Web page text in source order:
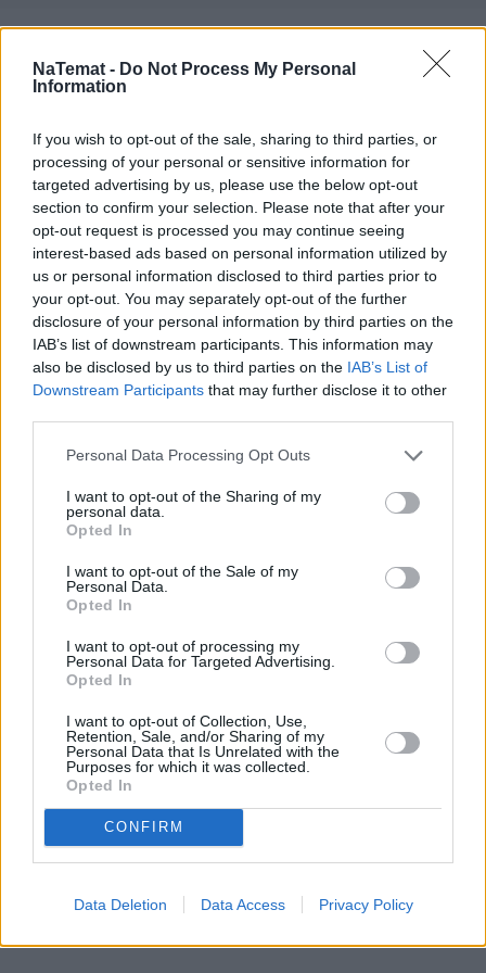
NaTemat - Do Not Process My Personal
Information
If you wish to opt-out of the sale, sharing to third parties, or
processing of your personal or sensitive information for
targeted advertising by us, please use the below opt-out
section to confirm your selection. Please note that after your
opt-out request is processed you may continue seeing
interest-based ads based on personal information utilized by
us or personal information disclosed to third parties prior to
your opt-out. You may separately opt-out of the further
disclosure of your personal information by third parties on the
IAB’s list of downstream participants. This information may
also be disclosed by us to third parties on the IAB’s List of
Downstream Participants that may further disclose it to other
Personal Data Processing Opt Outs
I want to opt-out of the Sharing of my
personal data.
Opted In
I want to opt-out of the Sale of my
Personal Data.
Opted In
I want to opt-out of processing my
Personal Data for Targeted Advertising.
Opted In
I want to opt-out of Collection, Use,
Retention, Sale, and/or Sharing of my
Personal Data that Is Unrelated with the
Purposes for which it was collected.
Opted In
CONFIRM
Data Deletion Data Access Privacy Policy
Czytaj więcej
Dlaczego 68 tysięcy części dziennie ma
znaczenie? To gwarancja spokojnej
mechanika, a on ze stoickim spokojem, rzuca:
"Panie, czekamy na części, może będą w czwartek,
coś trafia. Dlatego postanowiłem wejść za kulisy i
sprawdzić, jak to robią najwięksi gracze na rynku.
Chciałem zrozumieć, co tak naprawdę oddziela
prawdziwą klasę premium od całej reszty stawki.
Kiedy zobaczyłem twarde dane, po prostu złapałem
się za głowę.
Czytaj całość